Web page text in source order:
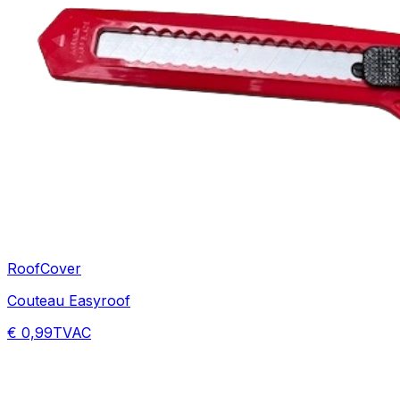
RoofCover
Couteau Easyroof
€ 0,99TVAC